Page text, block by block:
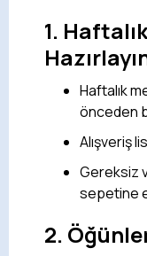
1.
Haftalık
önceden
Alışveriş
Gereksiz
sepetine
2.